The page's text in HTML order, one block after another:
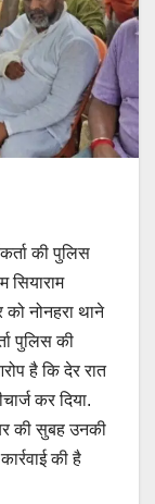
की पुलिस
सियाराम
को नोनहरा थाने
पुलिस की
है कि देर रात
कर दिया.
की सुबह उनकी
की है